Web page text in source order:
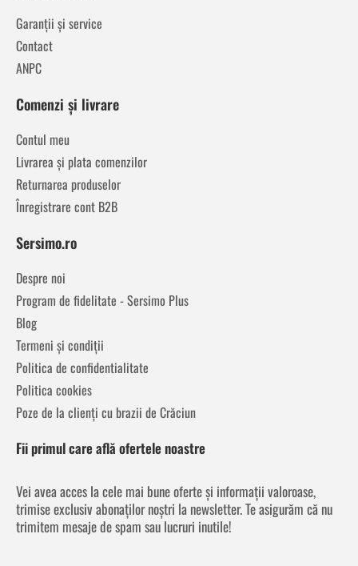
Garanții și service
Contact
ANPC
Comenzi și livrare
Contul meu
Livrarea și plata comenzilor
Returnarea produselor
Înregistrare cont B2B
Sersimo.ro
Despre noi
Program de fidelitate - Sersimo Plus
Blog
Termeni și condiții
Politica de confidentialitate
Politica cookies
Poze de la clienți cu brazii de Crăciun
Fii primul care află ofertele noastre
Vei avea acces la cele mai bune oferte și informații valoroase,
trimise exclusiv abonaților noștri la newsletter. Te asigurăm că nu
trimitem mesaje de spam sau lucruri inutile!